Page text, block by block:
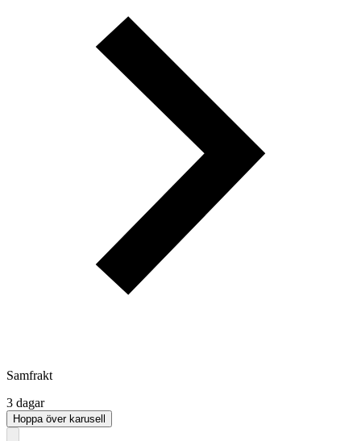
Samfrakt
3 dagar
Hoppa över karusell